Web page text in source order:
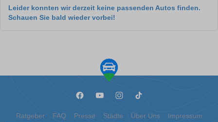
Leider konnten wir derzeit keine passenden Autos finden.
Schauen Sie bald wieder vorbei!
Ratgeber FAQ Presse Städte Über Uns Impressum